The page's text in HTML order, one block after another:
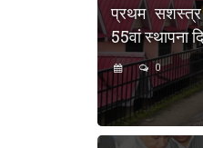
प्रथम सशस्त्र
55वां स्थापना
0